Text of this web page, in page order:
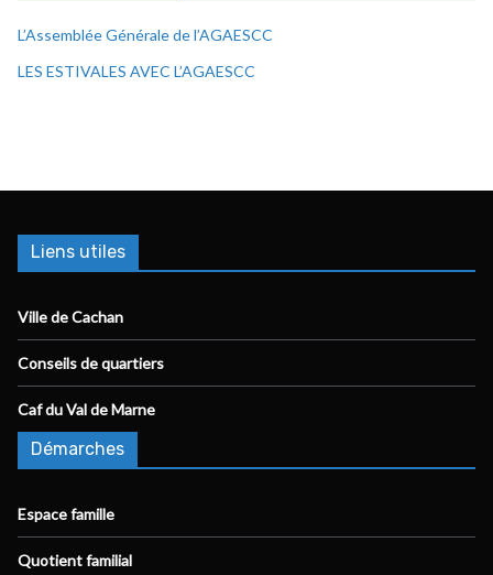
L’Assemblée Générale de l’AGAESCC
LES ESTIVALES AVEC L’AGAESCC
Liens utiles
Ville de Cachan
Conseils de quartiers
Caf du Val de Marne
Démarches
Espace famille
Quotient familial